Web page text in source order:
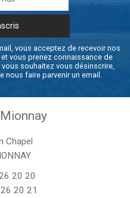
vous acceptez de recevoir nos
vous prenez connaissance de
vous souhaitez vous désinscrire,
nous faire parvenir un email.
Chapel
20 20
20 21